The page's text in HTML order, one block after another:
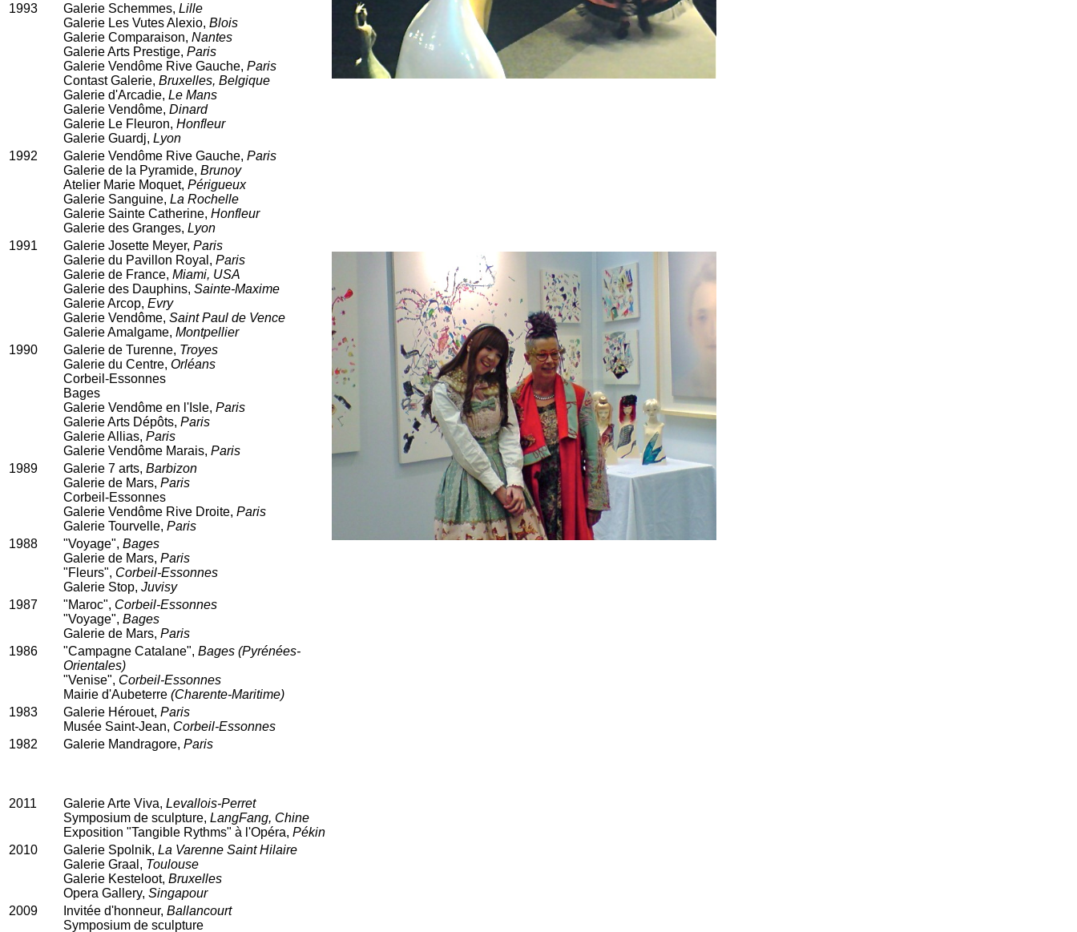
1993
Galerie Schemmes, Lille
Galerie Les Vutes Alexio, Blois
Galerie Comparaison, Nantes
Galerie Arts Prestige, Paris
Galerie Vendôme Rive Gauche, Paris
Contast Galerie, Bruxelles, Belgique
Galerie d'Arcadie, Le Mans
Galerie Vendôme, Dinard
Galerie Le Fleuron, Honfleur
Galerie Guardj, Lyon
1992
Galerie Vendôme Rive Gauche, Paris
Galerie de la Pyramide, Brunoy
Atelier Marie Moquet, Périgueux
Galerie Sanguine, La Rochelle
Galerie Sainte Catherine, Honfleur
Galerie des Granges, Lyon
1991
Galerie Josette Meyer, Paris
Galerie du Pavillon Royal, Paris
Galerie de France, Miami, USA
Galerie des Dauphins, Sainte-Maxime
Galerie Arcop, Evry
Galerie Vendôme, Saint Paul de Vence
Galerie Amalgame, Montpellier
1990
Galerie de Turenne, Troyes
Galerie du Centre, Orléans
Corbeil-Essonnes
Bages
Galerie Vendôme en l'Isle, Paris
Galerie Arts Dépôts, Paris
Galerie Allias, Paris
Galerie Vendôme Marais, Paris
1989
Galerie 7 arts, Barbizon
Galerie de Mars, Paris
Corbeil-Essonnes
Galerie Vendôme Rive Droite, Paris
Galerie Tourvelle, Paris
1988
"Voyage", Bages
Galerie de Mars, Paris
"Fleurs", Corbeil-Essonnes
Galerie Stop, Juvisy
1987
"Maroc", Corbeil-Essonnes
"Voyage", Bages
Galerie de Mars, Paris
1986
"Campagne Catalane", Bages (Pyrénées-
Orientales)
"Venise", Corbeil-Essonnes
Mairie d'Aubeterre (Charente-Maritime)
1983
Galerie Hérouet, Paris
Musée Saint-Jean, Corbeil-Essonnes
1982
Galerie Mandragore, Paris
2011 Galerie Arte Viva, Levallois-Perret
Symposium de sculpture, LangFang, Chine
Exposition "Tangible Rythms" à l'Opéra, Pékin
2010
Galerie Spolnik, La Varenne Saint Hilaire
Galerie Graal, Toulouse
Galerie Kesteloot, Bruxelles
Opera Gallery, Singapour
2009
Invitée d'honneur, Ballancourt
Symposium de sculpture